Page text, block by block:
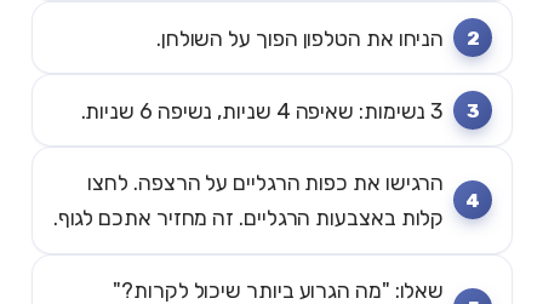
הניחו את הטלפון הפוך על השולחן.
3 נשימות: שאיפה 4 שניות, נשיפה 6 שניות.
הרגישו את כפות הרגליים על הרצפה. לחצו
קלות באצבעות הרגליים. זה מחזיר אתכם לגוף.
שאלו: "מה הגרוע ביותר שיכול לקרות?"